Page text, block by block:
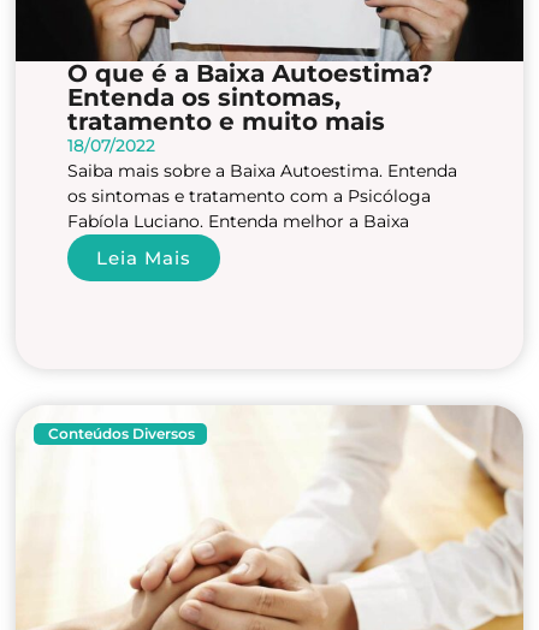
O que é a Baixa Autoestima?
Entenda os sintomas,
tratamento e muito mais
18/07/2022
Saiba mais sobre a Baixa Autoestima. Entenda
os sintomas e tratamento com a Psicóloga
Fabíola Luciano. Entenda melhor a Baixa
Leia Mais
Conteúdos Diversos